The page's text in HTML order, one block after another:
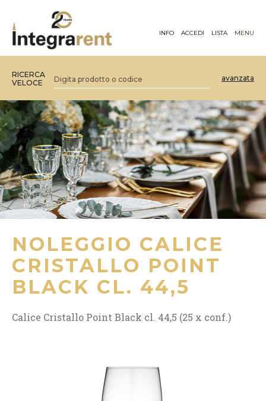
INFO ACCEDI LISTA MENU
RICERCA
VELOCE
avanzata
NOLEGGIO CALICE
CRISTALLO POINT
BLACK CL. 44,5
Calice Cristallo Point Black cl. 44,5 (25 x conf.)